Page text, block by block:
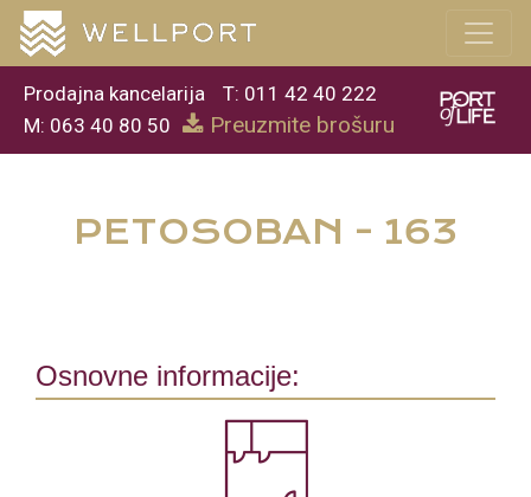
Prodajna kancelarija
T: 011 42 40 222
M: 063 40 80 50
Preuzmite brošuru
PETOSOBAN - 163
Osnovne informacije: